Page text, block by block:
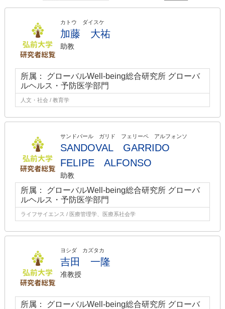
カトウ ダイスケ
加藤 大祐
助教
所属： グローバルWell-being総合研究所 グローバ
ルヘルス・予防医学部門
人文・社会 / 教育学
サンドバール ガリド フェリーペ アルフォンソ
SANDOVAL GARRIDO
FELIPE ALFONSO
助教
所属： グローバルWell-being総合研究所 グローバ
ルヘルス・予防医学部門
ライフサイエンス / 医療管理学、医療系社会学
ヨシダ カズタカ
吉田 一隆
准教授
所属： グローバルWell-being総合研究所 グローバ